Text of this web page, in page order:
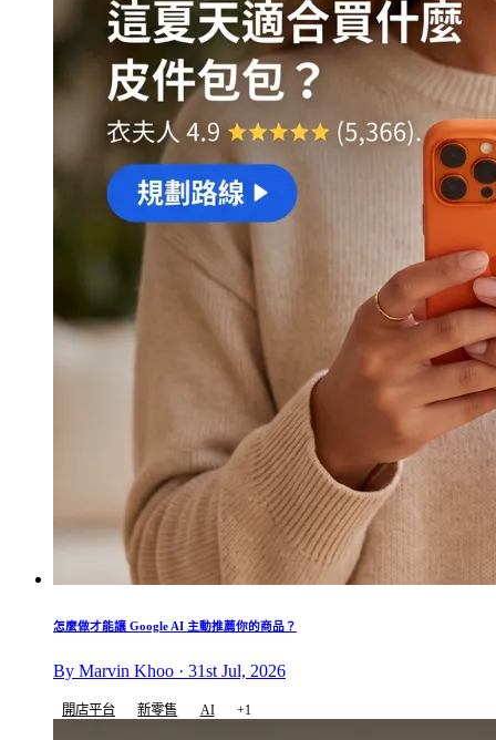
怎麼做才能讓 Google AI 主動推薦你的商品？
By Marvin Khoo · 31st Jul, 2026
開店平台 新零售 AI +1